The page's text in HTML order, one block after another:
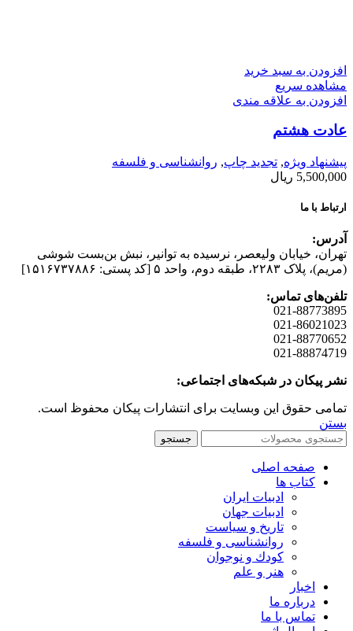
افزودن به سبد خرید
مشاهده سریع
افزودن به علاقه مندی
عادت هشتم
پیشنهاد ویژه, تجدید چاپ, روانشناسی و فلسفه
5,500,000 ریال
ارتباط با ما
آدرس:
تهران، خیابان وليعصر، نرسيده به توانير، نبش بن‌بست شوشی
(مريم)، پلاک ۲۲۸۳، طبقه دوم، واحد ۵ [کد پستی: ۱۵۱۶۷۳۷۸۸۶]
تلفن‌های تماس:
021-88773895
021-86021023
021-88770652
021-88874719
نشر پیکان در شبکه‌های اجتماعی:
تمامی حقوق این وبسایت برای انتشارات پیکان محفوظ است.
بستن
جستجو
صفحه اصلی
کتاب ها
ادبیات ایران
ادبیات جهان
تاریخ و سیاست
روانشناسی و فلسفه
کودك و نوجوان
هنر و علم
اخبار
درباره ما
تماس با ما